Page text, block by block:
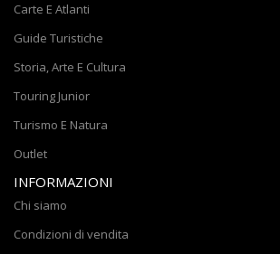
Carte E Atlanti
Guide Turistiche
Storia, Arte E Cultura
Touring Junior
Turismo E Natura
Outlet
INFORMAZIONI
Chi siamo
Condizioni di vendita